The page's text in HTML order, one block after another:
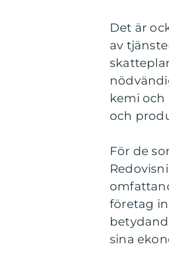
Det är
av
kemi
och
För de
företag
sina